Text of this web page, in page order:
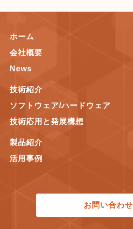
ホーム
会社概要
News
技術紹介
ソフトウェア/ハードウェア
技術応用と発展構想
製品紹介
活用事例
お問い合わせ